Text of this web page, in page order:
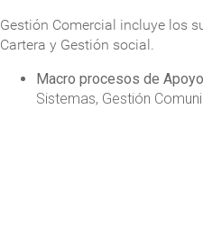
Gestión Comercial incluye los
Cartera y Gestión social.
Macro procesos de Apoyo
Sistemas, Gestión